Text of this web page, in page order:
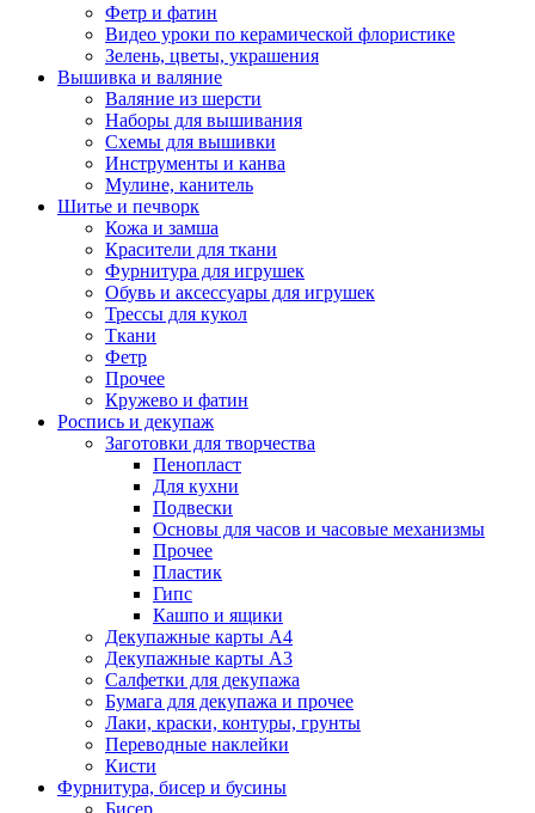
Фетр и фатин
Видео уроки по керамической флористике
Зелень, цветы, украшения
Вышивка и валяние
Валяние из шерсти
Наборы для вышивания
Схемы для вышивки
Инструменты и канва
Мулине, канитель
Шитье и печворк
Кожа и замша
Красители для ткани
Фурнитура для игрушек
Обувь и аксессуары для игрушек
Трессы для кукол
Ткани
Фетр
Прочее
Кружево и фатин
Роспись и декупаж
Заготовки для творчества
Пенопласт
Для кухни
Подвески
Основы для часов и часовые механизмы
Прочее
Пластик
Гипс
Кашпо и ящики
Декупажные карты А4
Декупажные карты А3
Салфетки для декупажа
Бумага для декупажа и прочее
Лаки, краски, контуры, грунты
Переводные наклейки
Кисти
Фурнитура, бисер и бусины
Бисер